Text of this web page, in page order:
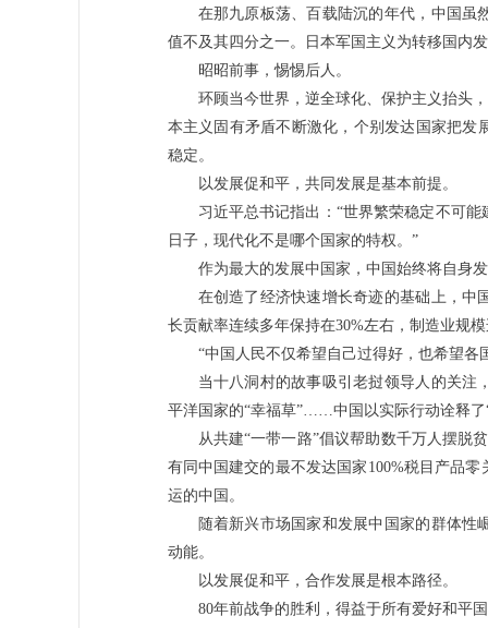
在那九原板荡、百载陆沉的年代，中国虽
值不及其四分之一。日本军国主义为转移国内
昭昭前事，惕惕后人。
环顾当今世界，逆全球化、保护主义抬头
本主义固有矛盾不断激化，个别发达国家把
稳定。
以发展促和平，共同发展是基本前提。
习近平总书记指出：“世界繁荣稳定不可
日子，现代化不是哪个国家的特权。”
作为最大的发展中国家，中国始终将自身
在创造了经济快速增长奇迹的基础上，中
长贡献率连续多年保持在30%左右，制造业规
“中国人民不仅希望自己过得好，也希望各
当十八洞村的故事吸引老挝领导人的关注
平洋国家的“幸福草”……中国以实际行动诠释
从共建“一带一路”倡议帮助数千万人摆脱
有同中国建交的最不发达国家100%税目产品
运的中国。
随着新兴市场国家和发展中国家的群体
动能。
以发展促和平，合作发展是根本路径。
80年前战争的胜利，得益于所有爱好和平